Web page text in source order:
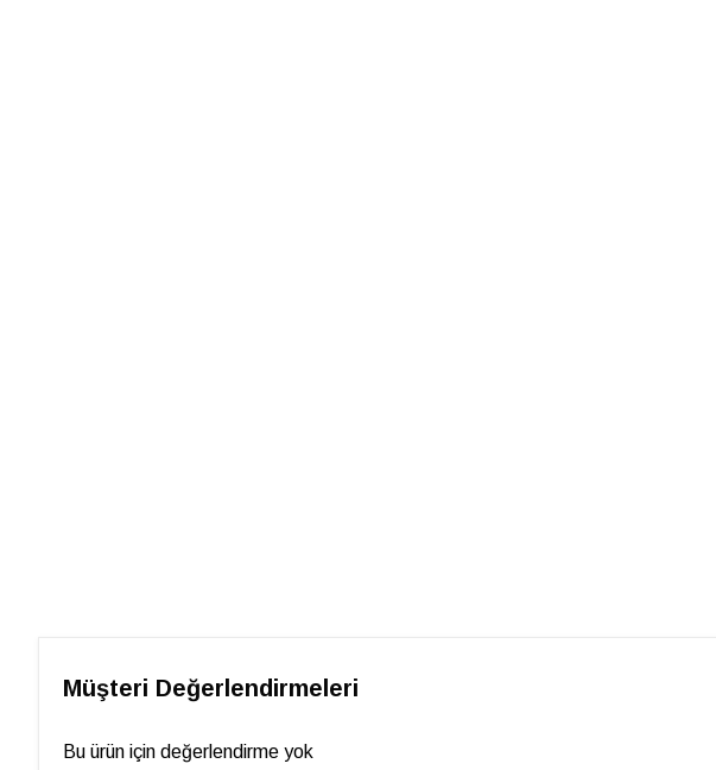
Müşteri Değerlendirmeleri
Bu ürün için değerlendirme yok